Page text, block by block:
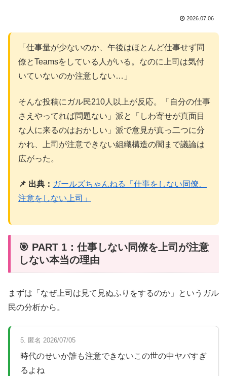
2026.07.06
「仕事量が少ないのか、午後はほとんど仕事せず同
僚とTeamsをしている人がいる。なのに上司は気付
いていないのか注意しない…」
そんな投稿にガル民210人以上が反応。「自分の仕事
さえやってれば問題ない」派と「しわ寄せが真面目
な人に来るのはおかしい」派で意見が真っ二つに分
かれ、上司が注意できない組織構造の闇まで議論は
広がった。
📌 出典： ガールズちゃんねる「仕事をしない同僚、
注意をしない上司」
🎯 PART 1：仕事しない同僚を上司が注意
しない本当の理由
まずは「なぜ上司は見て見ぬふりをするのか」というガル
民の分析から。
5. 匿名 2026/07/05
時代のせいか誰も注意できないこの世の中ヤバすぎ
るよね